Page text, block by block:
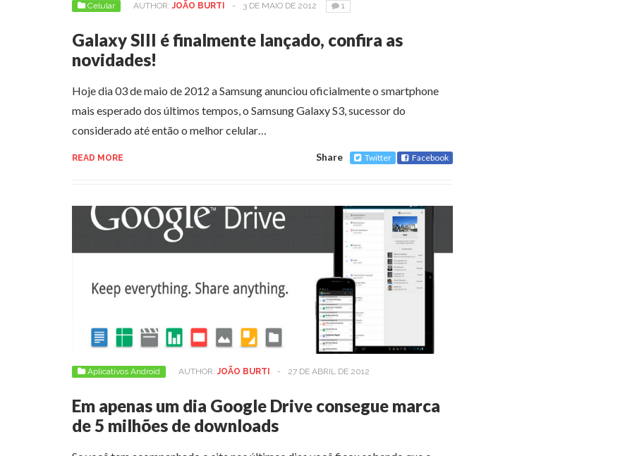
Celular AUTHOR:JOÃO BURTI - 3 DE MAIO DE 2012 1
Galaxy SIII é finalmente lançado, confira as
novidades!
Hoje dia 03 de maio de 2012 a Samsung anunciou oficialmente o smartphone
mais esperado dos últimos tempos, o Samsung Galaxy S3, sucessor do
considerado até então o melhor celular…
READ MORE Share Twitter Facebook
Aplicativos Android AUTHOR:JOÃO BURTI - 27 DE ABRIL DE 2012
Em apenas um dia Google Drive consegue marca
de 5 milhões de downloads